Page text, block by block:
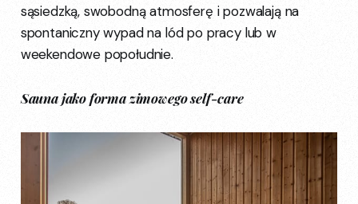
sąsiedzką, swobodną atmosferę i pozwalają na
spontaniczny wypad na lód po pracy lub w
weekendowe popołudnie.
Sauna jako forma zimowego self-care